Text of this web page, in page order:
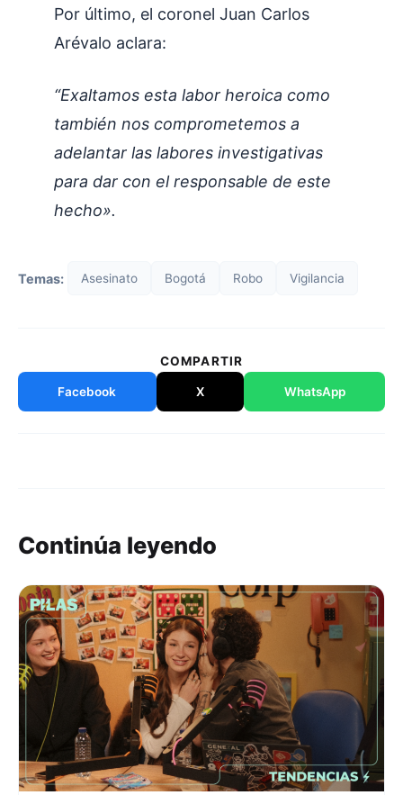
Por último, el coronel Juan Carlos
Arévalo aclara:
“Exaltamos esta labor heroica como
también nos comprometemos a
adelantar las labores investigativas
para dar con el responsable de este
hecho».
Temas: Asesinato Bogotá Robo Vigilancia
COMPARTIR
Facebook X WhatsApp
Continúa leyendo